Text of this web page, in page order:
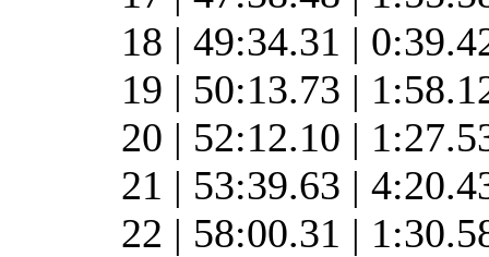
18 | 49:34.31 |
19 | 50:13.73 |
20 | 52:12.10 |
21 | 53:39.63 |
22 | 58:00.31 |